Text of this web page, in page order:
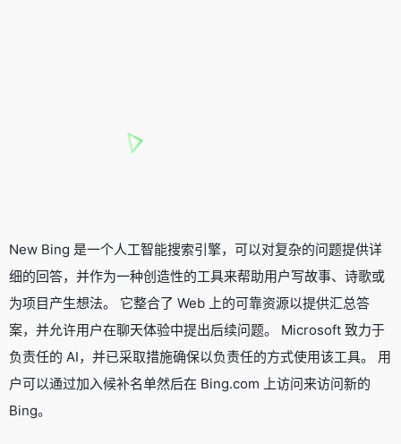
New Bing 是一个人工智能搜索引擎，可以对复杂的问题提供详
细的回答，并作为一种创造性的工具来帮助用户写故事、诗歌或
为项目产生想法。 它整合了 Web 上的可靠资源以提供汇总答
案，并允许用户在聊天体验中提出后续问题。 Microsoft 致力于
负责任的 AI，并已采取措施确保以负责任的方式使用该工具。 用
户可以通过加入候补名单然后在 Bing.com 上访问来访问新的
Bing。